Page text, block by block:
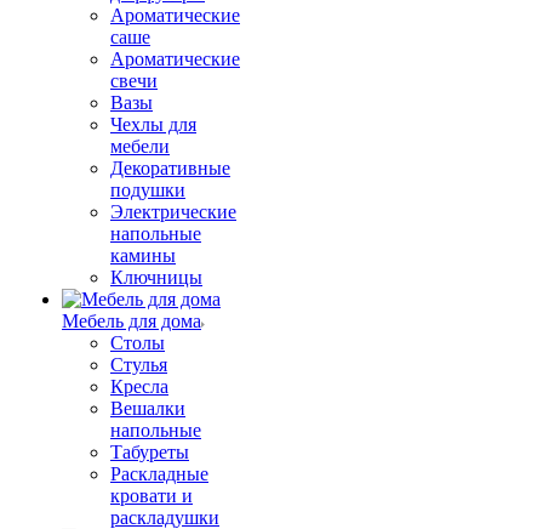
Ароматические
саше
Ароматические
свечи
Вазы
Чехлы для
мебели
Декоративные
подушки
Электрические
напольные
камины
Ключницы
Мебель для дома
Столы
Стулья
Кресла
Вешалки
напольные
Табуреты
Раскладные
кровати и
раскладушки